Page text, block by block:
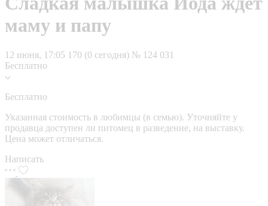
маму и папу
12 июня, 17:05 170 (0 сегодня) № 124 031
Бесплатно
Бесплатно
Указанная стоимость в любимцы (в семью). Уточняйте у
продавца доступен ли питомец в разведение, на выставку.
Цена может отличаться.
Написать